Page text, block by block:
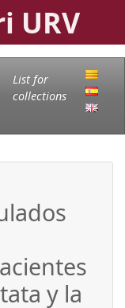
URV
List for
collections
y la